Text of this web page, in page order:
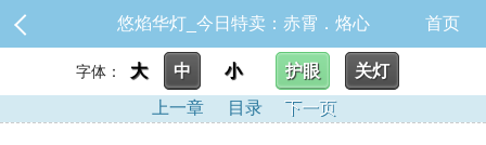
悠焰华灯_今日特卖：赤霄．烙心 首页
字体： 大 中 小 护眼
关灯
上一章
目录 下一页